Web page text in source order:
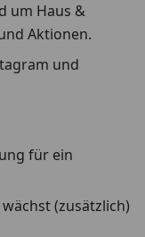
um Haus &
Aktionen.
und
für ein
(zusätzlich)